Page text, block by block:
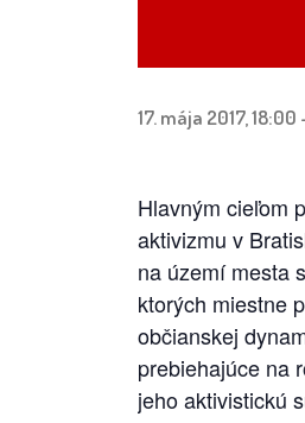
17. mája 2017, 18:00
Hlavným cieľom
aktivizmu v
na území mesta
ktorých miestne
občianskej
prebiehajúce na
jeho aktivistickú